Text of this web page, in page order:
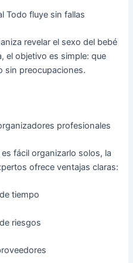
Todo fluye sin fallas
revelar el sexo del bebé
el objetivo es simple: que
sin preocupaciones.
profesionales
fácil organizarlo solos, la
ofrece ventajas claras:
tiempo
riesgos